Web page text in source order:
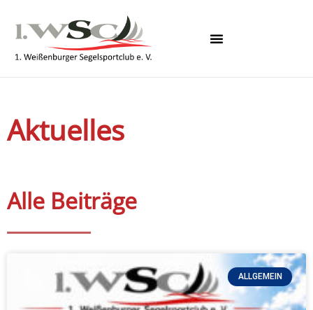
Aktuelles
Alle Beiträge
ALLGEMEIN